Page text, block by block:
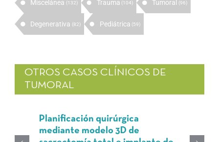
Miscelánea (132) Trauma (104) Tumoral (96)
Degenerativa (82) Pediátrica (59)
OTROS CASOS CLÍNICOS DE
TUMORAL
Planificación quirúrgica
mediante modelo 3D de